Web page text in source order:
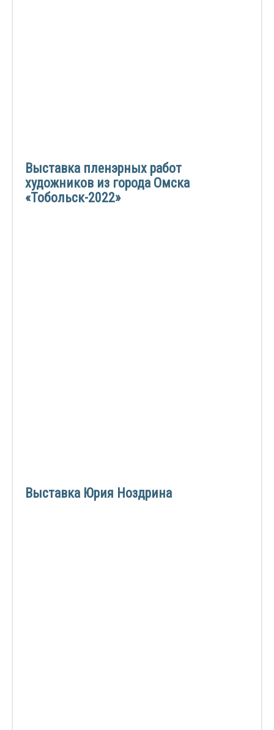
Выставка пленэрных работ
художников из города Омска
«Тобольск-2022»
Выставка Юрия Ноздрина